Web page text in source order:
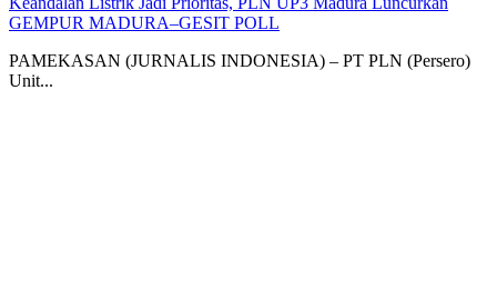
GEMPUR MADURA–GESIT POLL
PAMEKASAN (JURNALIS INDONESIA) – PT PLN (Persero)
Unit...